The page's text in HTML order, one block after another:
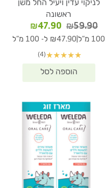
לניקוי עדין ויעיל החל משן
ראשונה
₪59.90
המחיר
המקורי
₪59.90.
₪47.90
הנוכחי
100 מ"ל ₪47.90 ל- 100 מ"ל
★
★
★
★
★
(4)